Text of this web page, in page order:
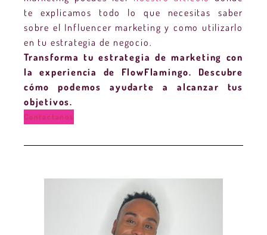
te explicamos todo lo que necesitas saber
sobre el Influencer marketing y como utilizarlo
en tu estrategia de negocio.
Transforma tu estrategia de marketing con
la experiencia de FlowFlamingo. Descubre
cómo podemos ayudarte a alcanzar tus
objetivos.
Contactanos